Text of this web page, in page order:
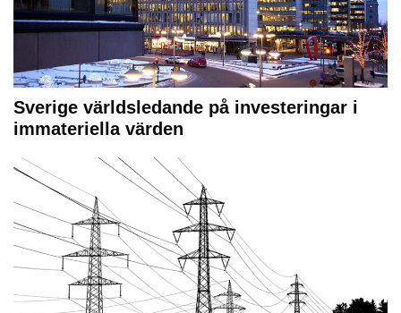
Sverige världsledande på investeringar i
immateriella värden